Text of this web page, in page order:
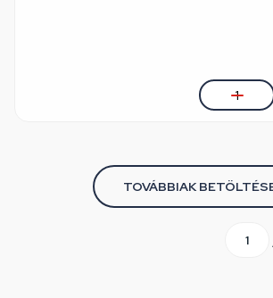
TOVÁBBIAK